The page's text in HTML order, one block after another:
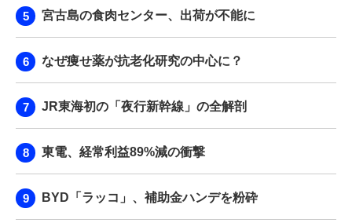
宮古島の食肉センター、出荷が不能に
なぜ痩せ薬が抗老化研究の中心に？
JR東海初の「夜行新幹線」の全解剖
東電、経常利益89%減の衝撃
BYD「ラッコ」、補助金ハンデを粉砕